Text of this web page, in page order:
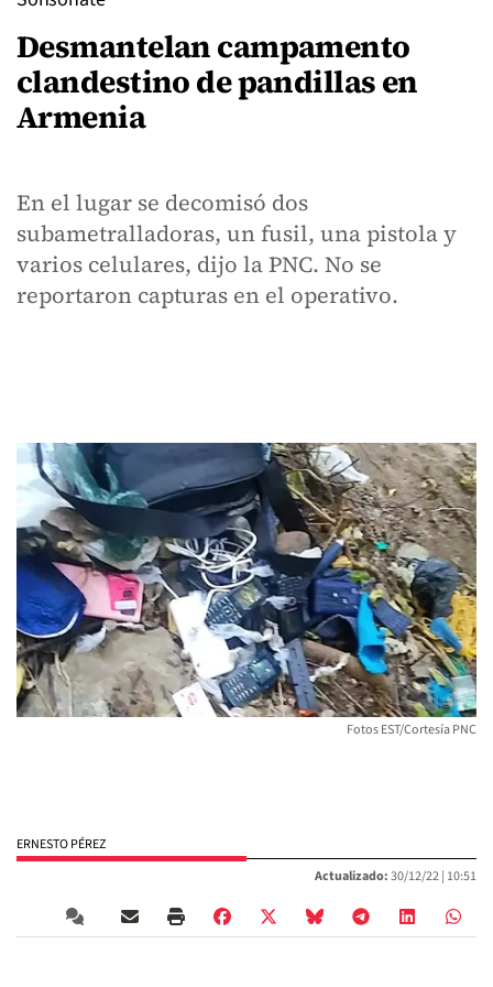
Desmantelan campamento
clandestino de pandillas en
Armenia
En el lugar se decomisó dos
subametralladoras, un fusil, una pistola y
varios celulares, dijo la PNC. No se
reportaron capturas en el operativo.
Fotos EST/Cortesía PNC
ERNESTO PÉREZ
Actualizado:30/12/22 | 10:51